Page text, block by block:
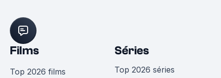
Films
Top 2026 films
Séries
Top 2026 séries